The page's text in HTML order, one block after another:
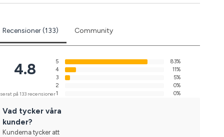
Recensioner (133) Community
4.8
på 133 recensioner
5
83%
4
11%
3
5%
2
0%
1
0%
Vad tycker våra
kunder?
Kunderna tycker att